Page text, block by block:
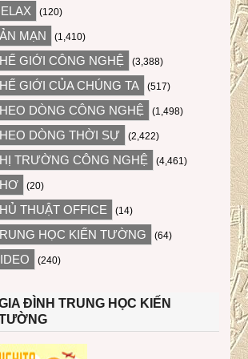
(120)
MẠN (1,410)
GIỚI CÔNG NGHỆ (3,388)
GIỚI CỦA CHÚNG TA (517)
DÒNG CÔNG NGHỆ (1,498)
DÒNG THỜI SỰ (2,422)
TRƯỜNG CÔNG NGHỆ (4,461)
(20)
THUẬT OFFICE (14)
HỌC KIẾN TƯỜNG (64)
(240)
ĐÌNH TRUNG HỌC KIẾN